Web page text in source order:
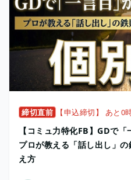
締切直前 【申込締切】 あと0
【コミュ力特化FB】GDで「
プロが教える「話し出し」
え方